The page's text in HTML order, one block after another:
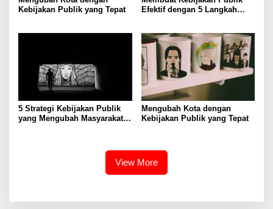
Kebijakan Publik yang Tepat
Efektif dengan 5 Langkah
5 Strategi Kebijakan Publik
yang Mengubah Masyarakat
Mengubah Kota dengan
Kebijakan Publik yang Tepat
View More